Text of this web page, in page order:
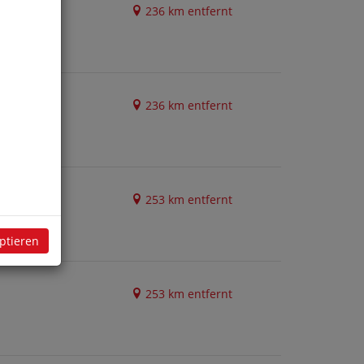
236 km entfernt
236 km entfernt
253 km entfernt
253 km entfernt